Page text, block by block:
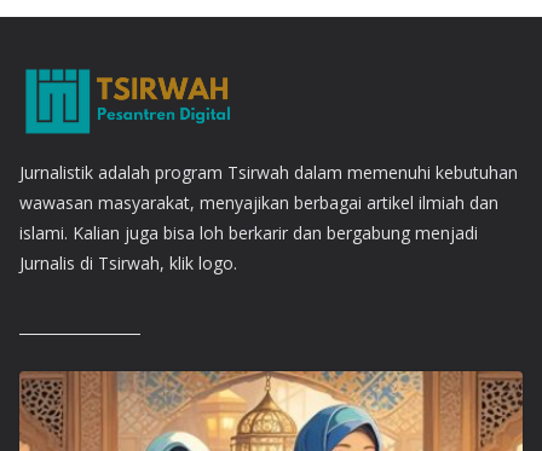
Jurnalistik adalah program Tsirwah dalam memenuhi kebutuhan
wawasan masyarakat, menyajikan berbagai artikel ilmiah dan
islami. Kalian juga bisa loh berkarir dan bergabung menjadi
Jurnalis di Tsirwah, klik logo.